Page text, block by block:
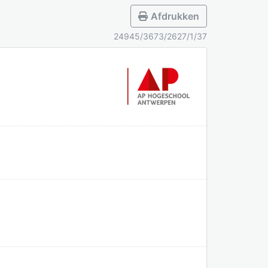
Afdrukken
24945/3673/2627/1/37